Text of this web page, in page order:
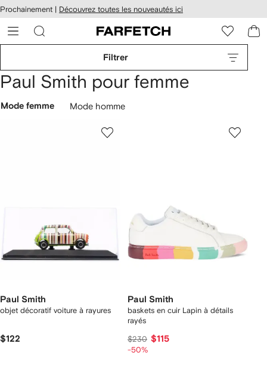
au
principal
Prochainement | Découvrez toutes les nouveautés ici
Filtrer
Paul Smith pour femme
Mode femme Mode homme
Paul Smith
objet décoratif voiture à rayures
$122
Paul Smith
baskets en cuir Lapin à détails
rayés
$230 $115
-50%